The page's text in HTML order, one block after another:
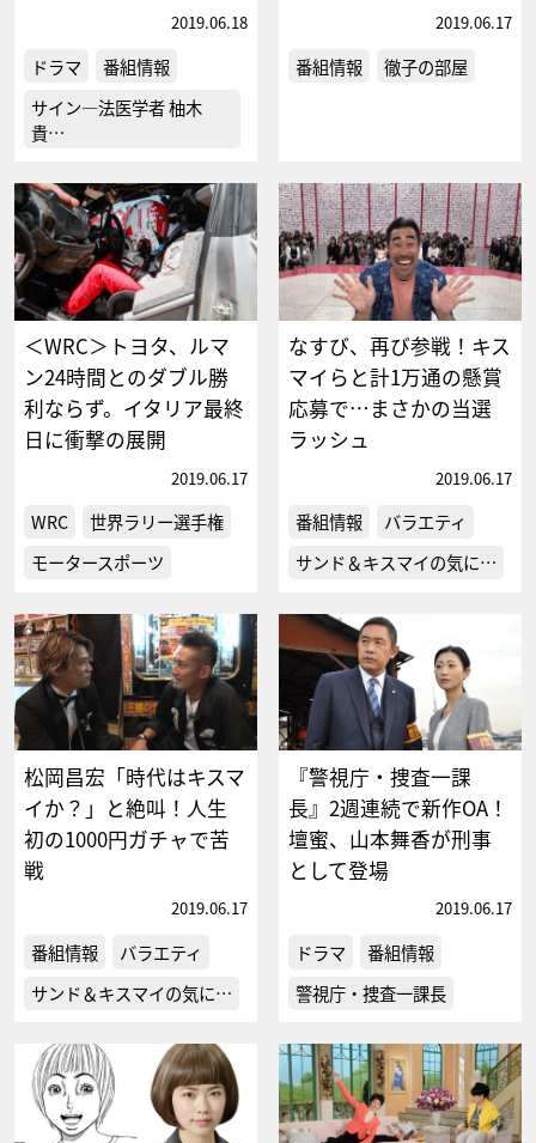
2019.06.18
ドラマ
番組情報
サイン―法医学者 柚木
貴…
2019.06.17
番組情報 徹子の部屋
＜WRC＞トヨタ、ルマ
ン24時間とのダブル勝
利ならず。イタリア最終
日に衝撃の展開
2019.06.17
WRC
世界ラリー選手権
モータースポーツ
なすび、再び参戦！キス
マイらと計1万通の懸賞
応募で…まさかの当選
ラッシュ
2019.06.17
番組情報
バラエティ
サンド＆キスマイの気に…
松岡昌宏「時代はキスマ
イか？」と絶叫！人生
初の1000円ガチャで苦
戦
2019.06.17
番組情報
バラエティ
サンド＆キスマイの気に…
『警視庁・捜査一課
長』2週連続で新作OA！
壇蜜、山本舞香が刑事
として登場
2019.06.17
ドラマ
番組情報
警視庁・捜査一課長